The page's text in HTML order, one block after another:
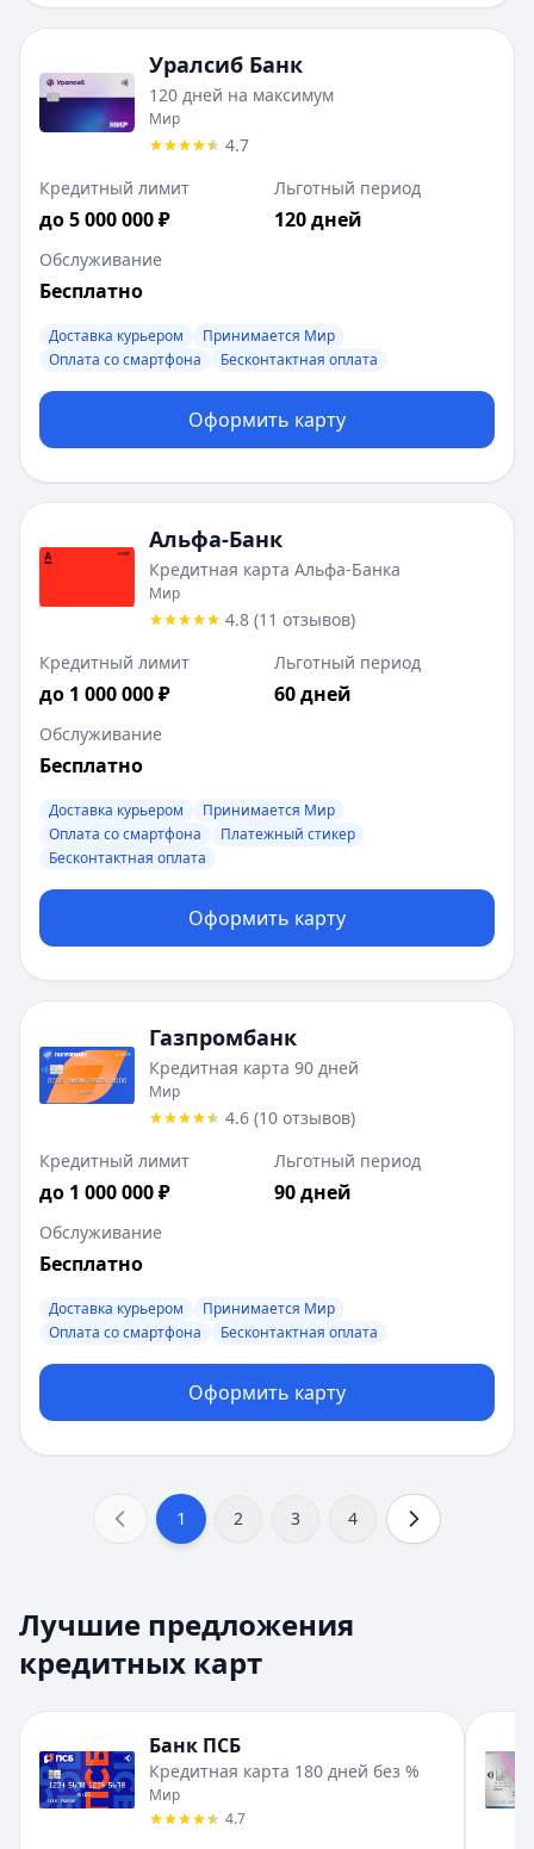
Уралсиб Банк
120 дней на максимум
Мир
4.7
Кредитный лимит
до 5 000 000 ₽
Льготный период
120 дней
Обслуживание
Бесплатно
Доставка курьером
Принимается Мир
Оплата со смартфона
Бесконтактная оплата
Оформить карту
Альфа-Банк
Кредитная карта Альфа-Банка
Мир
4.8 (11 отзывов)
Кредитный лимит
до 1 000 000 ₽
Льготный период
60 дней
Обслуживание
Бесплатно
Доставка курьером
Принимается Мир
Оплата со смартфона
Платежный стикер
Бесконтактная оплата
Оформить карту
Газпромбанк
Кредитная карта 90 дней
Мир
4.6 (10 отзывов)
Кредитный лимит
до 1 000 000 ₽
Льготный период
90 дней
Обслуживание
Бесплатно
Доставка курьером
Принимается Мир
Оплата со смартфона
Бесконтактная оплата
Оформить карту
1 2 3 4
Кредитная карта 180 дней без %отБанк ПСБ
Рейтинг банка:4.7из 5 звезд
Максимальный лимит:1 000 000 ₽
Льготный период:180 дней
Стоимость обслуживания:Бесплатно
Платежная система:
Лучшие предложения
кредитных карт
Банк ПСБ
Кредитная карта 180 дней без %
Мир
4.7